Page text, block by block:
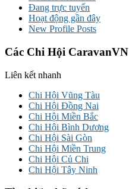
Đang trực tuyến
Hoạt động gần đây
New Profile Posts
Các Chi Hội CaravanVN
Liên kết nhanh
Chi Hội Vũng Tàu
Chi Hội Đồng Nai
Chi Hội Miền Bắc
Chi Hội Bình Dương
Chi Hội Sài Gòn
Chi Hội Miền Trung
Chi Hội Củ Chi
Chi Hội Tây Ninh